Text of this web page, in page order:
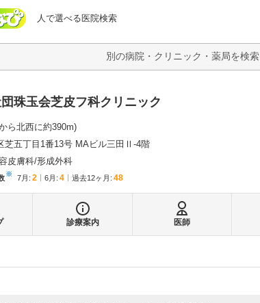
人で選べる医院検索
病院なび
検索
珠玉会芝皮フ科クリニック
ら北西に約390m)
芝五丁目1番13号 MAビル三田Ⅱ-4階
皮膚科 形成外科
※ 7月 : 2 6月 : 4 過去12ヶ月: 48
診療案内 医師